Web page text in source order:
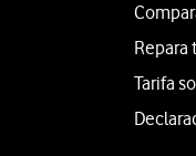
Tarifa